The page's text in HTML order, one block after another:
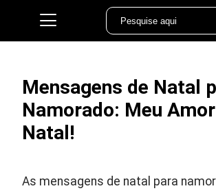
Mensagens de Natal
Namorado: Meu
Natal!
As mensagens de natal para